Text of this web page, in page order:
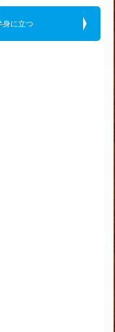
身に立つ